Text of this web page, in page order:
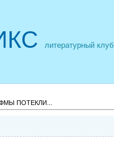
литературный клуб
ПОТЕКЛИ...